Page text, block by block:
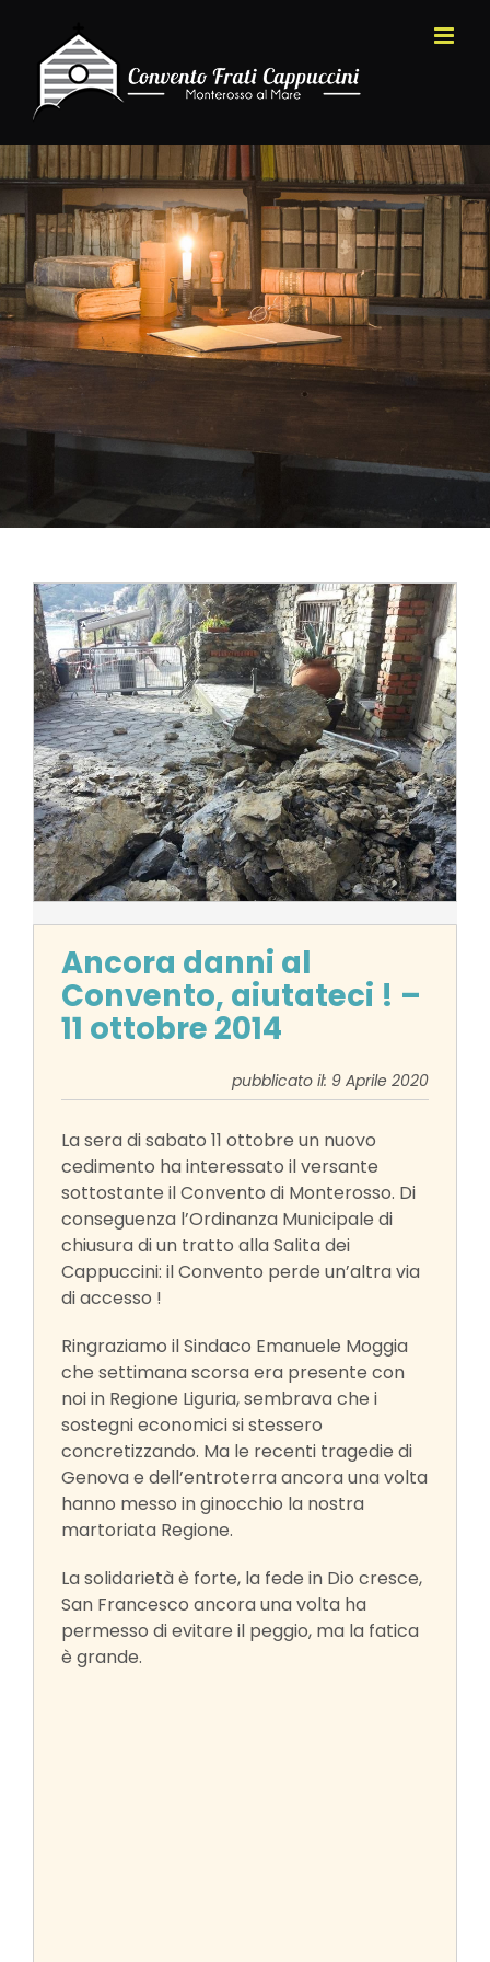
contenuto
Ancora danni al
Convento, aiutateci ! –
11 ottobre 2014
pubblicato il: 9 Aprile 2020
La sera di sabato 11 ottobre un nuovo
cedimento ha interessato il versante
sottostante il Convento di Monterosso. Di
conseguenza l’Ordinanza Municipale di
chiusura di un tratto alla Salita dei
Cappuccini: il Convento perde un’altra via
di accesso !
Ringraziamo il Sindaco Emanuele Moggia
che settimana scorsa era presente con
noi in Regione Liguria, sembrava che i
sostegni economici si stessero
concretizzando. Ma le recenti tragedie di
Genova e dell’entroterra ancora una volta
hanno messo in ginocchio la nostra
martoriata Regione.
La solidarietà è forte, la fede in Dio cresce,
San Francesco ancora una volta ha
permesso di evitare il peggio, ma la fatica
è grande.